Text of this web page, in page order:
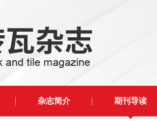
杂志简介 期刊导读